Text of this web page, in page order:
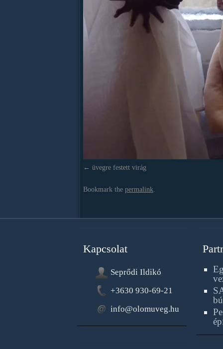
üvegre festett virág
Bookmark the permalink
Kapcsolat
Seprődi Ildikó
+3630 930-69-21
info@olomuveg.hu